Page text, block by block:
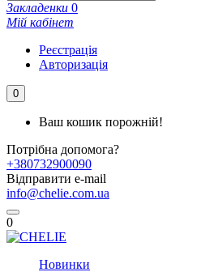
Закладенки 0
Мій кабінет
Реєстрація
Авторизація
0
Ваш кошик порожній!
Потрібна допомога?
+380732900090
Відправити e-mail
info@chelie.com.ua
0
Новинки